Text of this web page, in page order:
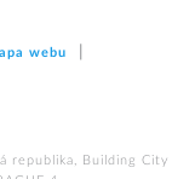
webu
republika, Building City